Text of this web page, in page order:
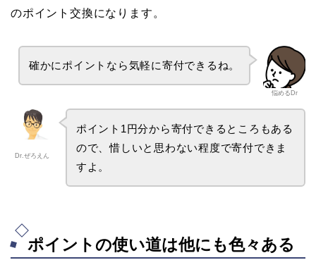
のポイント交換になります。
悩めるDr
確かにポイントなら気軽に寄付できるね。
Dr.ぜろえん
ポイント1円分から寄付できるところもある
ので、惜しいと思わない程度で寄付できま
すよ。
ポイントの使い道は他にも色々ある